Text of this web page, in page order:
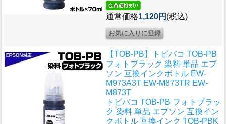
通常価格1,120円 (税込)
【TOB-PB】トビバコ TOB-PB
フォトブラック 染料 単品 エプ
ソン 互換インクボトル EW-
M973A3T EW-M873TR EW-
M873T
トビバコ TOB-PB フォトブラッ
ク 染料 単品 エプソン 互換イン
クボトル 互換インク TOB-PBK